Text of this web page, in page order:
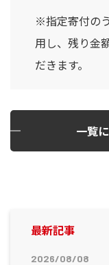
※指定寄付の
用し、残り金
だきます。
一覧
最新記事
2026/08/08